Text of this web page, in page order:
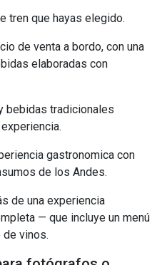
tren que hayas elegido.
de venta a bordo, con una
elaboradas con
bebidas tradicionales
gastronomica con
de los Andes.
de una experiencia
— que incluye un menú
vinos.